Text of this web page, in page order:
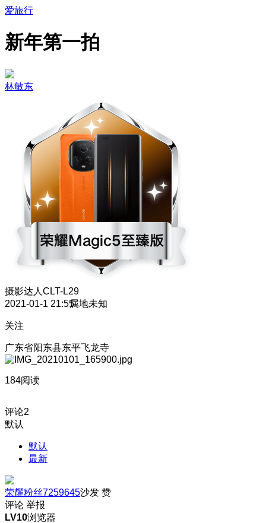
爱旅行
新年第一拍
林敏东
摄影达人 CLT-L29
2021-01-1 21:55属地未知
关注
广东省阳东县东平飞龙寺
184阅读
评论2
默认
默认
最新
荣耀粉丝7259645沙发 赞
评论 举报
LV10浏览器